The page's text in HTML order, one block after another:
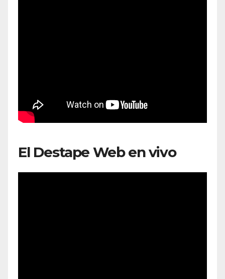
El Destape Web en vivo